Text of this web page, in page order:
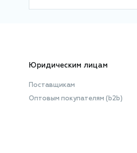
Юридическим лицам
Поставщикам
Оптовым покупателям (b2b)